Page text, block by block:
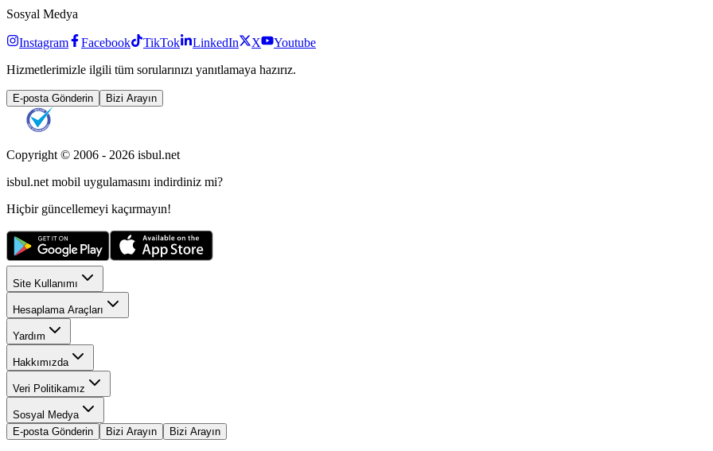
Sosyal Medya
Instagram Facebook TikTok LinkedIn X
Youtube
Hizmetlerimizle ilgili tüm sorularınızı yanıtlamaya hazırız.
E-posta Gönderin Bizi Arayın
Copyright © 2006 - 2026 isbul.net
isbul.net mobil uygulamasını indirdiniz mi?
Hiçbir güncellemeyi kaçırmayın!
Site Kullanımı
Hesaplama Araçları
Yardım
Hakkımızda
Veri Politikamız
Sosyal Medya
E-posta Gönderin
Bizi Arayın Bizi Arayın